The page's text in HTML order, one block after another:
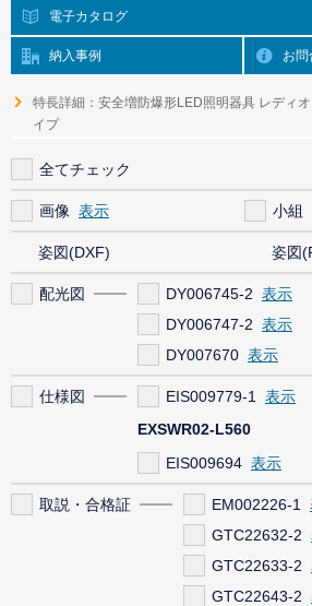
電子カタログ
納入事例 お問
特長詳細：安全増防爆形LED照明器具 レディ
イプ
全てチェック
画像 小組
姿図(DXF) 姿図
配光図
DY006745-2
DY006747-2
DY007670
仕様図
EIS009779-1
EXSWR02-L560
EIS009694
取説・合格証
EM002226-1
GTC22632-2
GTC22633-2
GTC22643-2